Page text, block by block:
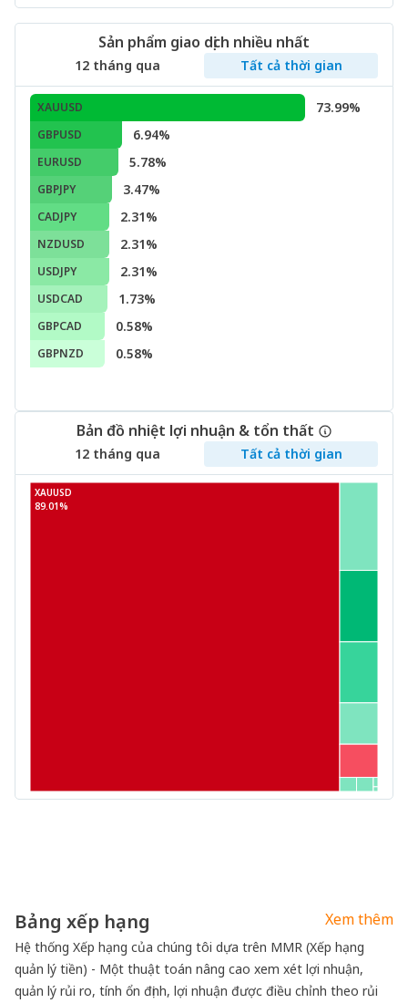
Sản phẩm giao dịch nhiều nhất
12 tháng qua Tất cả thời gian
XAUUSD 73.99%
GBPUSD 6.94%
EURUSD 5.78%
GBPJPY 3.47%
CADJPY 2.31%
NZDUSD 2.31%
USDJPY 2.31%
USDCAD 1.73%
GBPCAD 0.58%
GBPNZD 0.58%
Bản đồ nhiệt lợi nhuận & tổn thất
12 tháng qua Tất cả thời gian
XAUUSD
89.01%
Bảng xếp hạng Xem thêm
Hệ thống Xếp hạng của chúng tôi dựa trên MMR (Xếp hạng
quản lý tiền) - Một thuật toán nâng cao xem xét lợi nhuận,
quản lý rủi ro, tính ổn định, lợi nhuận được điều chỉnh theo rủi